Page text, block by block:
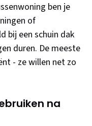
ben je
of
bij een schuin dak
duren. De meeste
- ze willen net zo
na